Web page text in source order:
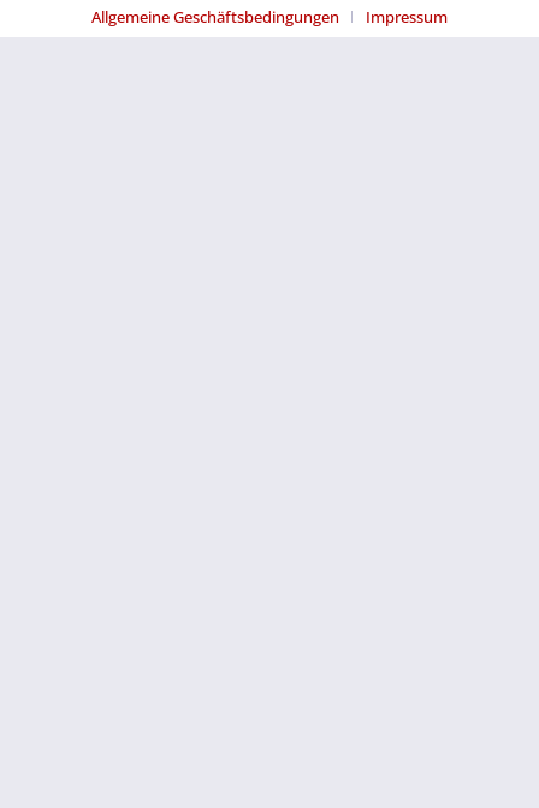
Allgemeine Geschäftsbedingungen
Impressum